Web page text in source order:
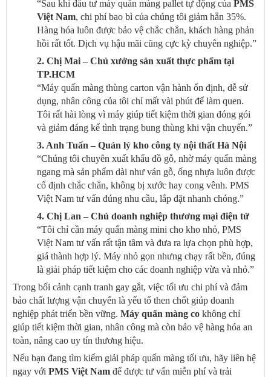
“Sau khi đầu tư máy quấn màng pallet tự động của PMS
Việt Nam, chi phí bao bì của chúng tôi giảm hẳn 35%.
Hàng hóa luôn được bảo vệ chắc chắn, khách hàng phản
hồi rất tốt. Dịch vụ hậu mãi cũng cực kỳ chuyên nghiệp.”
2. Chị Mai – Chủ xưởng sản xuất thực phẩm tại
TP.HCM
“Máy quấn màng thùng carton vận hành ổn định, dễ sử
dụng, nhân công của tôi chỉ mất vài phút để làm quen.
Tôi rất hài lòng vì máy giúp tiết kiệm thời gian đóng gói
và giảm đáng kể tình trạng bung thùng khi vận chuyển.”
3. Anh Tuấn – Quản lý kho công ty nội thất Hà Nội
“Chúng tôi chuyên xuất khẩu đồ gỗ, nhờ máy quấn màng
ngang mà sản phẩm dài như ván gỗ, ống nhựa luôn được
cố định chắc chắn, không bị xước hay cong vênh. PMS
Việt Nam tư vấn đúng nhu cầu, lắp đặt nhanh chóng.”
4. Chị Lan – Chủ doanh nghiệp thương mại điện tử
“Tôi chỉ cần máy quấn màng mini cho kho nhỏ, PMS
Việt Nam tư vấn rất tận tâm và đưa ra lựa chọn phù hợp,
giá thành hợp lý. Máy nhỏ gọn nhưng chạy rất bền, đúng
là giải pháp tiết kiệm cho các doanh nghiệp vừa và nhỏ.”
Trong bối cảnh cạnh tranh gay gắt, việc tối ưu chi phí và đảm
bảo chất lượng vận chuyển là yếu tố then chốt giúp doanh
nghiệp phát triển bền vững. Máy quấn màng co không chỉ
giúp tiết kiệm thời gian, nhân công mà còn bảo vệ hàng hóa an
toàn, nâng cao uy tín thương hiệu.
Nếu bạn đang tìm kiếm giải pháp quấn màng tối ưu, hãy liên hệ
ngay với PMS Việt Nam để được tư vấn miễn phí và trải